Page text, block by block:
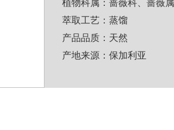
植物科属：蔷薇科、蔷薇属
萃取工艺：蒸馏
产品品质：天然
产地来源：保加利亚